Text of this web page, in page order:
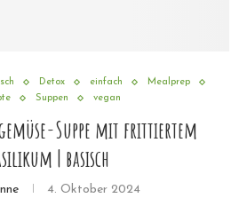
Detox einfach
Mealprep
Suppen vegan
Suppe mit frittiertem
| basisch
4. Oktober 2024